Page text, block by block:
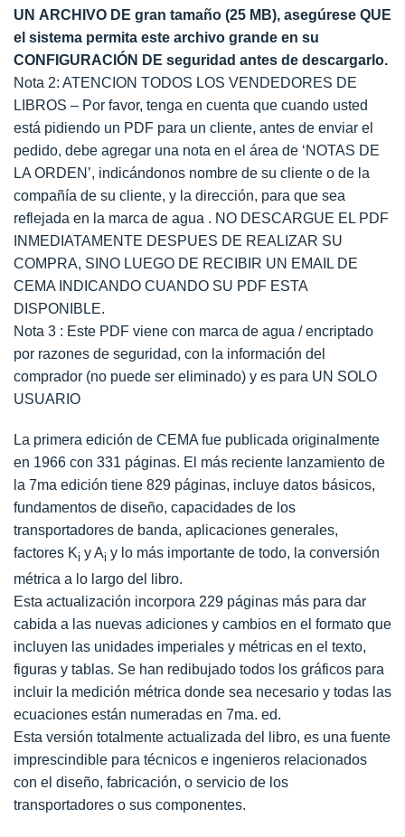
UN ARCHIVO DE gran tamaño (25 MB), asegúrese QUE
el sistema permita este archivo grande en su
CONFIGURACIÓN DE seguridad antes de descargarlo.
Nota 2: ATENCION TODOS LOS VENDEDORES DE
LIBROS – Por favor, tenga en cuenta que cuando usted
está pidiendo un PDF para un cliente, antes de enviar el
pedido, debe agregar una nota en el área de ‘NOTAS DE
LA ORDEN’, indicándonos nombre de su cliente o de la
compañía de su cliente, y la dirección, para que sea
reflejada en la marca de agua . NO DESCARGUE EL PDF
INMEDIATAMENTE DESPUES DE REALIZAR SU
COMPRA, SINO LUEGO DE RECIBIR UN EMAIL DE
CEMA INDICANDO CUANDO SU PDF ESTA
DISPONIBLE.
Nota 3 : Este PDF viene con marca de agua / encriptado
por razones de seguridad, con la información del
comprador (no puede ser eliminado) y es para UN SOLO
USUARIO
La primera edición de CEMA fue publicada originalmente
en 1966 con 331 páginas. El más reciente lanzamiento de
la 7ma edición tiene 829 páginas, incluye datos básicos,
fundamentos de diseño, capacidades de los
transportadores de banda, aplicaciones generales,
factores Ki y Ai y lo más importante de todo, la conversión
métrica a lo largo del libro.
Esta actualización incorpora 229 páginas más para dar
cabida a las nuevas adiciones y cambios en el formato que
incluyen las unidades imperiales y métricas en el texto,
figuras y tablas. Se han redibujado todos los gráficos para
incluir la medición métrica donde sea necesario y todas las
ecuaciones están numeradas en 7ma. ed.
Esta versión totalmente actualizada del libro, es una fuente
imprescindible para técnicos e ingenieros relacionados
con el diseño, fabricación, o servicio de los
transportadores o sus componentes.